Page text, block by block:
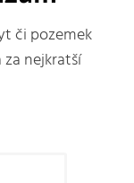
či pozemek
nejkratší